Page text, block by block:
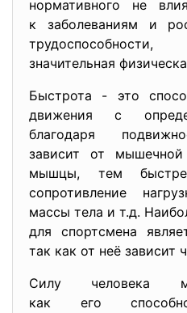
нормативного не
к заболеваниям и
значительная
Быстрота - это
движения с
благодаря
зависит от
мышцы, тем
сопротивление
массы тела и т.д.
для спортсмена
так как от неё зависит
Силу человека
как его